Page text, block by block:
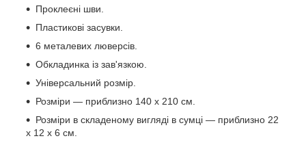
Проклеєні шви.
Пластикові засувки.
6 металевих люверсів.
Обкладинка із зав'язкою.
Універсальний розмір.
Розміри — приблизно 140 х 210 см.
Розміри в складеному вигляді в сумці — приблизно 22
х 12 х 6 см.